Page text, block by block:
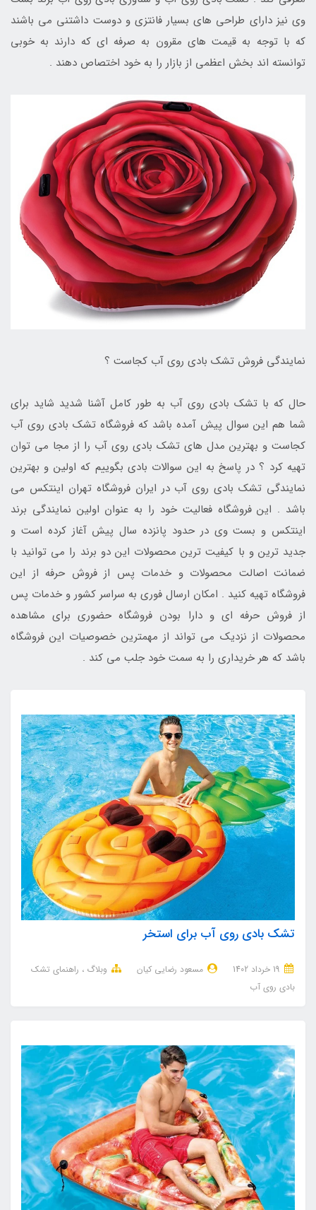
وی نیز دارای طراحی های بسیار فانتزی و دوست داشتنی می باشند
که با توجه به قیمت های مقرون به صرفه ای که دارند به خوبی
توانسته اند بخش اعظمی از بازار را به خود اختصاص دهند .
نمایندگی فروش تشک بادی روی آب کجاست ؟
حال که با تشک بادی روی آب به طور کامل آشنا شدید شاید برای
شما هم این سوال پیش آمده باشد که فروشگاه تشک بادی روی آب
کجاست و بهترین مدل های تشک بادی روی آب را از مجا می توان
تهیه کرد ؟ در پاسخ به این سوالات بادی بگوییم که اولین و بهترین
نمایندگی تشک بادی روی آب در ایران فروشگاه تهران اینتکس می
باشد . این فروشگاه فعالیت خود را به عنوان اولین نمایندگی برند
اینتکس و بست وی در حدود پانزده سال پیش آغاز کرده است و
جدید ترین و با کیفیت ترین محصولات این دو برند را می توانید با
ضمانت اصالت محصولات و خدمات پس از فروش حرفه از این
فروشگاه تهیه کنید . امکان ارسال فوری به سراسر کشور و خدمات پس
از فروش حرفه ای و دارا بودن فروشگاه حضوری برای مشاهده
محصولات از نزدیک می تواند از مهمترین خصوصیات این فروشگاه
باشد که هر خریداری را به سمت خود جلب می کند .
تشک بادی روی آب برای استخر
مسعود رضایی کیان وبلاگ
راهنمای تشک
بادی روی آب